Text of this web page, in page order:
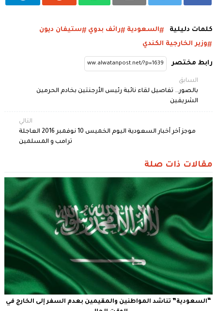
كلمات دليلية السعودية رائف بدوي
ستيفان ديون
وزير الخارجية الكندي
رابط مختصر
السابق
بالصور.. تفاصيل لقاء نائبة رئيس الأرجنتين بخادم الحرمين
الشريفين
التالي
موجز آخر أخبار السعودية اليوم الخميس 10 نوفمبر 2016 العاجلة
ترامب و المسلمين
مقالات ذات صلة
“السعودية” تناشد المواطنين والمقيمين بعدم السفر إلى الخارج في